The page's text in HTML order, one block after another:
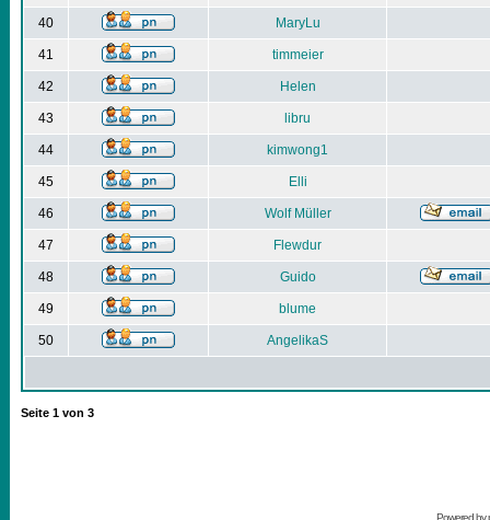
40 MaryLu
41 timmeier
42 Helen
43 libru
44 kimwong1
45 Elli
46 Wolf Müller
47 Flewdur
48 Guido
49 blume
50 AngelikaS
Seite 1 von 3
Powered by